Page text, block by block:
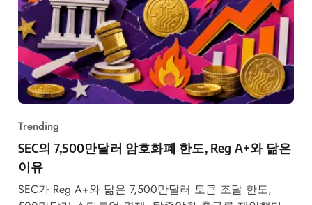
Trending
SEC의 7,500만달러 암호화폐 한도, Reg A+와 닮은
이유
SEC가 Reg A+와 닮은 7,500만달러 토큰 조달 한도,